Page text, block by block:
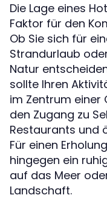
Die Lage eines
Faktor für den
Ob Sie sich für
Strandurlaub
Natur
sollte Ihren
im Zentrum
den Zugang zu
Restaurants und
Für einen
hingegen ein
auf das Meer
Landschaft.